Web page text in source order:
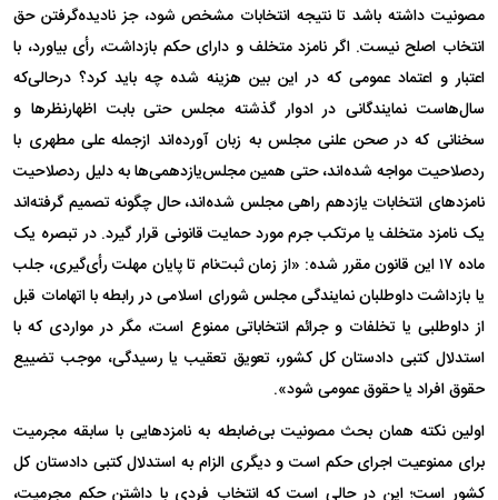
مصونیت داشته باشد تا نتیجه انتخابات مشخص شود، جز نادیده‌گرفتن حق
انتخاب اصلح نیست. اگر نامزد متخلف و دارای حکم بازداشت، رأی بیاورد، با
اعتبار و اعتماد عمومی که در این بین هزینه شده چه باید کرد؟ درحالی‌که
سال‌هاست نمایندگانی در ادوار گذشته مجلس حتی بابت اظهار‌نظر‌ها و
سخنانی که در صحن علنی مجلس به زبان آورده‌اند از‌جمله علی مطهری با
ردصلاحیت مواجه شده‌اند، حتی همین مجلس‌یازدهمی‌ها به دلیل ردصلاحیت
نامزد‌های انتخابات یازدهم راهی مجلس شده‌اند، حال چگونه تصمیم گرفته‌اند
یک نامزد متخلف یا مرتکب جرم مورد حمایت قانونی قرار گیرد. در تبصره یک
ماده ۱۷ این قانون مقرر شده: «از زمان ثبت‌نام تا پایان مهلت رأی‌گیری، جلب
یا بازداشت داوطلبان نمایندگی مجلس شورای اسلامی در رابطه با اتهامات قبل
از داوطلبی یا تخلفات و جرائم انتخاباتی ممنوع است، مگر در مواردی که با
استدلال کتبی دادستان کل کشور، تعویق تعقیب یا رسیدگی، موجب تضییع
حقوق افراد یا حقوق عمومی شود».
اولین نکته همان بحث مصونیت بی‌ضابطه به نامزد‌هایی با سابقه مجرمیت
برای ممنوعیت اجرای حکم است و دیگری الزام به استدلال کتبی دادستان کل
کشور است؛ این در حالی است که انتخاب فردی با داشتن حکم مجرمیت،